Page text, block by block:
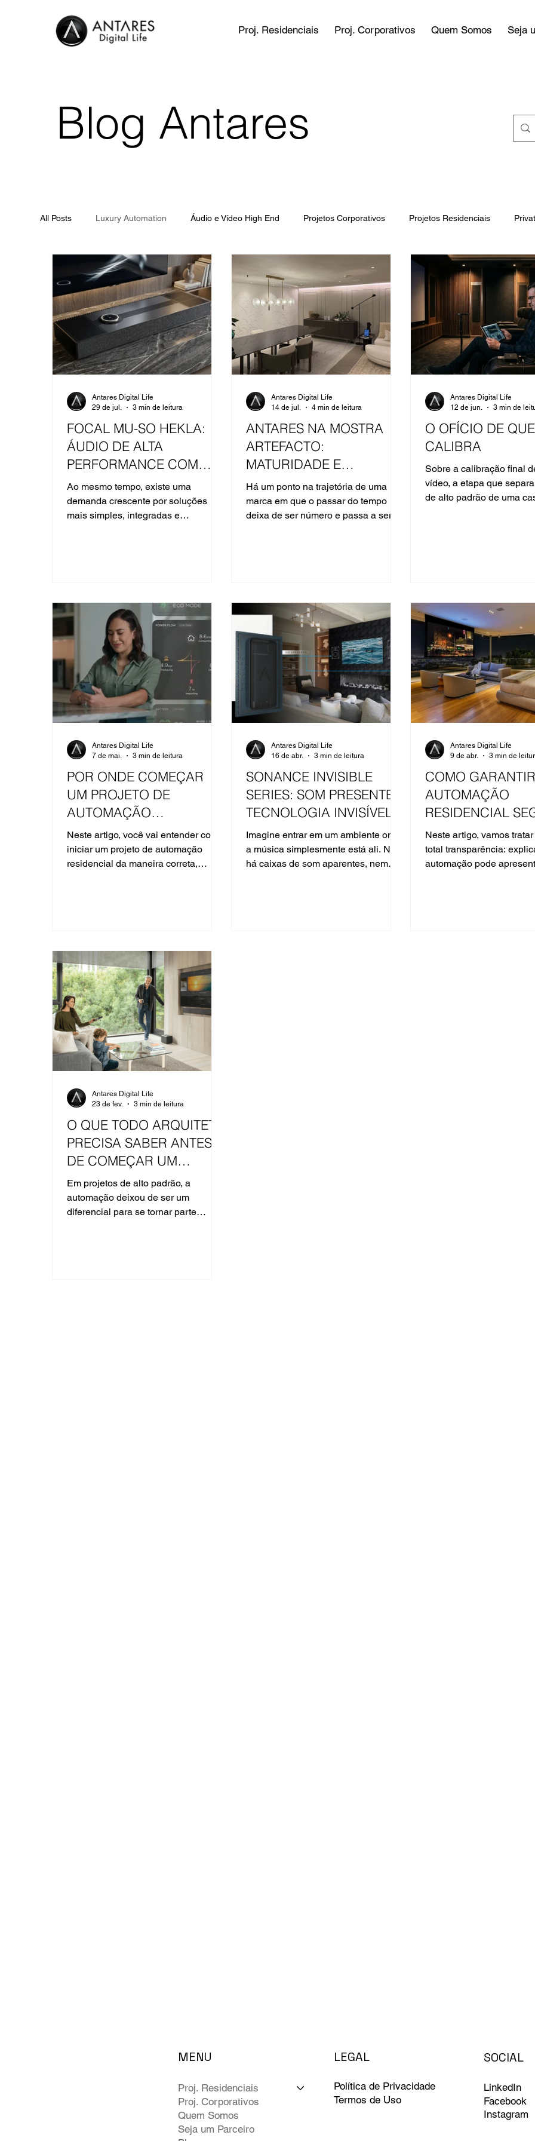
Proj. Residenciais Proj. Corporativos Quem Somos Seja
Blog Antares
All Posts Luxury Automation Áudio e Vídeo High End Projetos Corporativos Projetos Residenciais
Interruptores e Tomadas
FOCAL MU-SO HEKLA:
ÁUDIO DE ALTA
PERFORMANCE COM
SIMPLICIDADE PARA O
LIVING
CONTEMPORÂNEO
Ao mesmo tempo, existe uma
demanda crescente por soluções
mais simples, integradas e
alta performance sonora sem a
complexidade de sistemas
tradicionais.
Antares Digital Life
29 de jul.
3 min de leitura
ANTARES NA MOSTRA
ARTEFACTO:
MATURIDADE E
PRESENÇA.
Há um ponto na trajetória de uma
marca em que o passar do tempo
deixa de ser número e passa a ser
Mostra Artefacto 2026, é também a
que melhor descreve o que a
presença sensorial deve fazer dentro
de um ambiente de alto padrão,
existir sem se anunciar, entregar sem
se justificar.
Antares Digital Life
14 de jul.
4 min de leitura
O OFÍCIO DE
CALIBRA
Sobre a calibração final
vídeo, a etapa que separa
de alto padrão de uma
Antares Digital Life
12 de jun.
3 min de
POR ONDE COMEÇAR
UM PROJETO DE
AUTOMAÇÃO
RESIDENCIAL?
Neste artigo, você vai entender como
iniciar um projeto de automação
residencial da maneira correta,
Antares Digital Life
7 de mai.
3 min de leitura
SONANCE INVISIBLE
SERIES: SOM PRESENTE,
TECNOLOGIA INVISÍVEL
Imagine entrar em um ambiente onde
a música simplesmente está ali. Não
há caixas de som aparentes, nem
Antares Digital Life
16 de abr.
3 min de leitura
COMO
AUTOMAÇÃO
RESIDENCIAL
ESTÁVEL?
Neste artigo, vamos tratar
total transparência:
automação pode
Antares Digital Life
9 de abr.
3 min de
O QUE TODO ARQUITETO
PRECISA SABER ANTES
DE COMEÇAR UM
PROJETO COM
AUTOMAÇÃO
RESIDENCIAL
Em projetos de alto padrão, a
automação deixou de ser um
diferencial para se tornar parte
Antares Digital Life
23 de fev.
3 min de leitura
Proj. Residenciais
Proj. Corporativos
Quem Somos
Seja um Parceiro
MENU LEGAL
Política de Privacidade
Termos de Uso
SOCIAL
LinkedIn
Facebook
Instagram